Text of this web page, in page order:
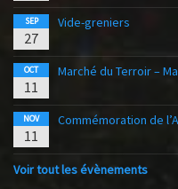
SEP
27
Vide-greniers
OCT
11
Marché du Terroir –
NOV
11
Commémoration de
Voir tout les évènements